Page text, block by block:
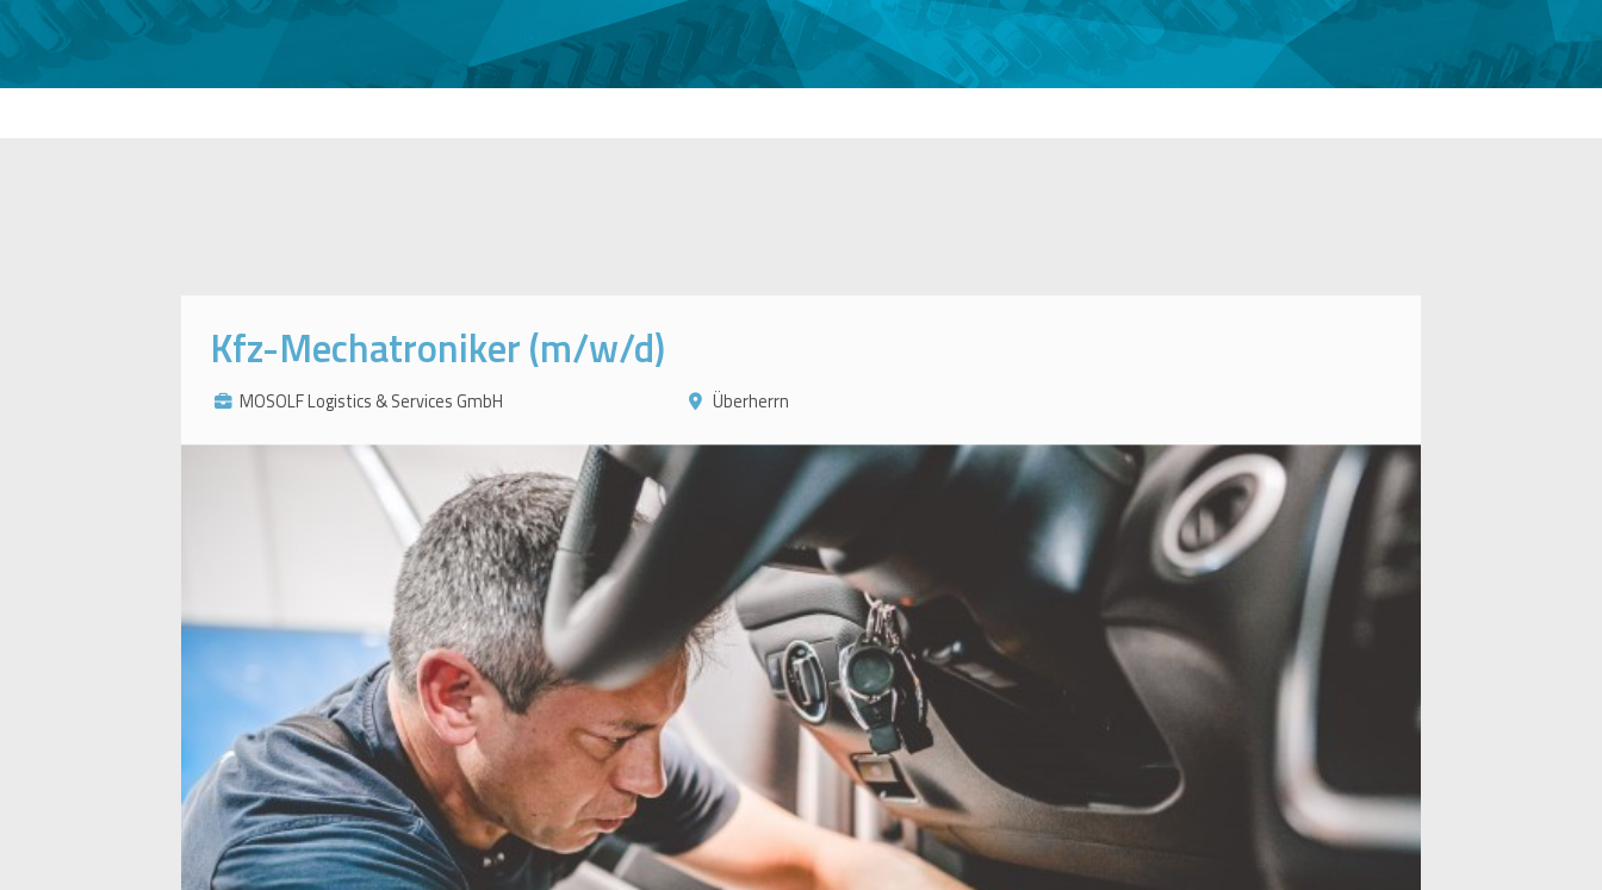
Kfz-Mechatroniker (m/w/d)
MOSOLF Logistics & Services GmbH Überherrn